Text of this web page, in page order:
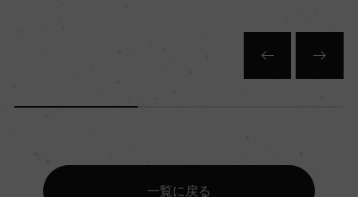
一覧に戻る